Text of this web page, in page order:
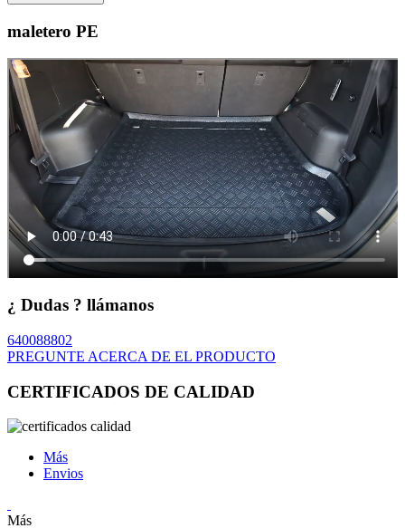
maletero PE
¿ Dudas ? llámanos
640088802
PREGUNTE ACERCA DE EL PRODUCTO
CERTIFICADOS DE CALIDAD
Más
Envios
Más